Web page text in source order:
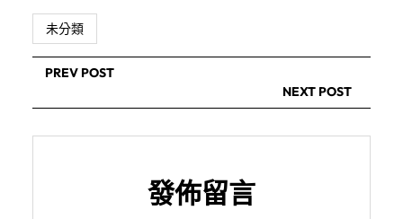
未分類
PREV POST
NEXT POST
發佈留言